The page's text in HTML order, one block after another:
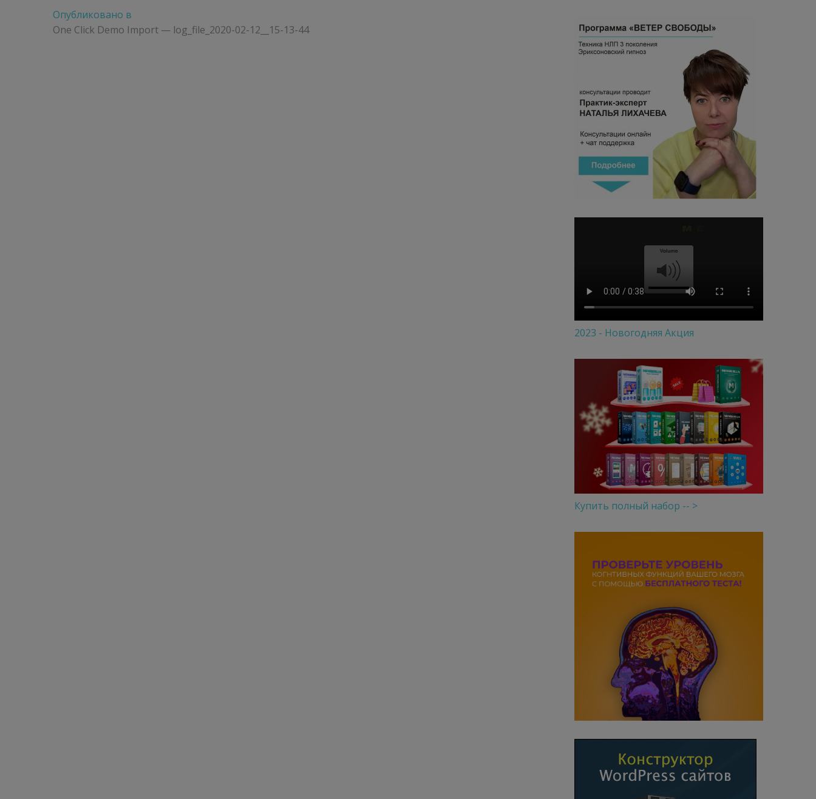
Навигация
по
Опубликовано в
One Click Demo Import — log_file_2020-02-12__15-13-44
2023 - Новогодняя Акция
Купить полный набор -- >